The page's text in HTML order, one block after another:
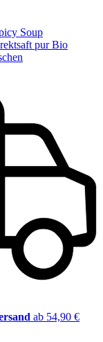
Soup
pur Bio
ab 54,90 €